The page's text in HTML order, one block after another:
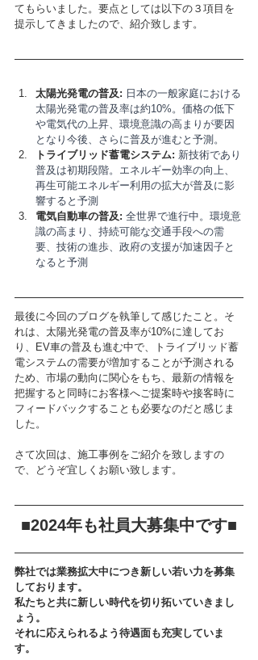
てもらいました。要点としては以下の３項目を
提示してきましたので、紹介致します。
太陽光発電の普及: 日本の一般家庭における
太陽光発電の普及率は約10%。価格の低下
や電気代の上昇、環境意識の高まりが要因
となり今後、さらに普及が進むと予測。
トライブリッド蓄電システム: 新技術であり
普及は初期段階。エネルギー効率の向上、
再生可能エネルギー利用の拡大が普及に影
響すると予測
電気自動車の普及: 全世界で進行中。環境意
識の高まり、持続可能な交通手段への需
要、技術の進歩、政府の支援が加速因子と
なると予測
最後に今回のブログを執筆して感じたこと。そ
れは、太陽光発電の普及率が10%に達してお
り、EV車の普及も進む中で、トライブリッド蓄
電システムの需要が増加することが予測される
ため、市場の動向に関心をもち、最新の情報を
把握すると同時にお客様へご提案時や接客時に
フィードバックすることも必要なのだと感じま
した。
さて次回は、施工事例をご紹介を致しますの
で、どうぞ宜しくお願い致します。
■2024年も社員大募集中です■
弊社では業務拡大中につき新しい若い力を募集
しております。
私たちと共に新しい時代を切り拓いていきまし
ょう。
それに応えられるよう待遇面も充実していま
す。